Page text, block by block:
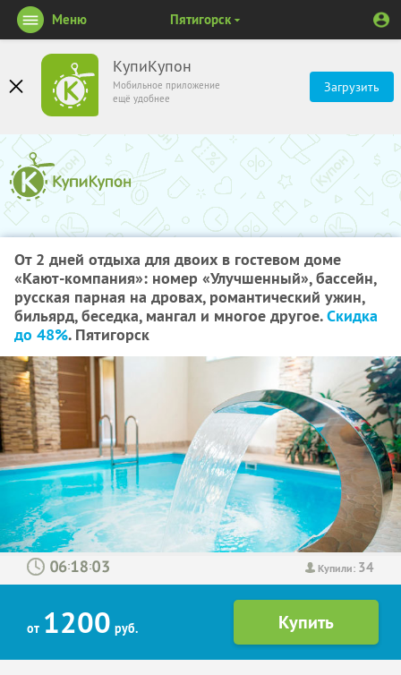
КупиКупон
Мобильное приложение
ещё удобнее
Загрузить
Меню Пятигорск
От 2 дней отдыха для двоих в гостевом доме
«Кают-компания»: номер «Улучшенный», бассейн,
русская парная на дровах, романтический ужин,
бильярд, беседка, мангал и многое другое.Скидка
до 48%. Пятигорск
Купили: 34
: :
от 1200 руб.